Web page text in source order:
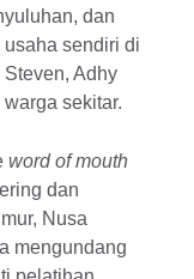
dan
sendiri di
Adhy
sekitar.
word of mouth
dan
Nusa
mengundang